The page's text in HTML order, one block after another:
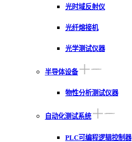
光时域反射仪
光纤熔接机
光学测试仪器
半导体设备
物性分析测试仪器
自动化测试系统
PLC可编程逻辑控制器